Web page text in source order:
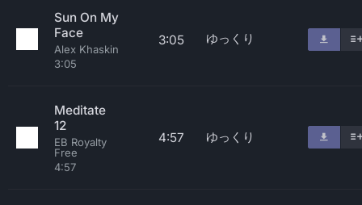
Sun On My
Face
Alex Khaskin
3:05
3:05 ゆっくり
Meditate
12
EB Royalty
Free
4:57
4:57 ゆっくり